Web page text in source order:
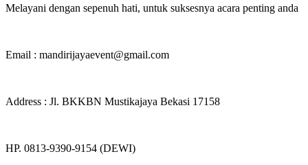
Melayani dengan sepenuh hati, untuk suksesnya acara penting anda
Email : mandirijayaevent@gmail.com
Address : Jl. BKKBN Mustikajaya Bekasi 17158
HP. 0813-9390-9154 (DEWI)